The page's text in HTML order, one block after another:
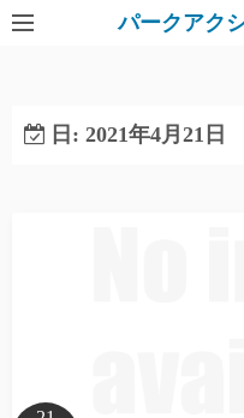
パークアク
日: 2021年4月21日